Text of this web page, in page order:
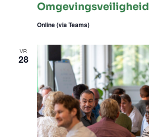
Omgevingsveiligheid
Online (via Teams)
VR
28